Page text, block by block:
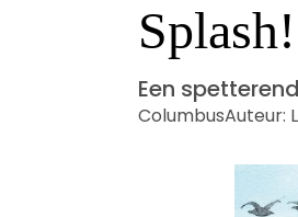
Splash!
Een
ColumbusAuteur: